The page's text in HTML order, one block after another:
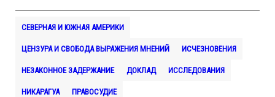
СЕВЕРНАЯ И ЮЖНАЯ АМЕРИКИ
ЦЕНЗУРА И СВОБОДА ВЫРАЖЕНИЯ МНЕНИЙ ИСЧЕЗНОВЕНИЯ
НЕЗАКОННОЕ ЗАДЕРЖАНИЕ ДОКЛАД ИССЛЕДОВАНИЯ
НИКАРАГУА ПРАВОСУДИЕ